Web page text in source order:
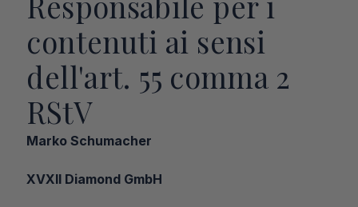
contenuti ai sensi
dell'art. 55 comma 2
RStV
Marko Schumacher
XVXII Diamond GmbH